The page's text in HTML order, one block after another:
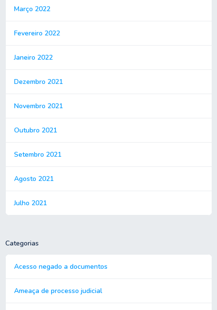
Março 2022
Fevereiro 2022
Janeiro 2022
Dezembro 2021
Novembro 2021
Outubro 2021
Setembro 2021
Agosto 2021
Julho 2021
Categorias
Acesso negado a documentos
Ameaça de processo judicial